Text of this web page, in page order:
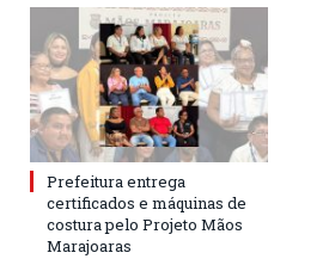
Prefeitura entrega
certificados e máquinas de
costura pelo Projeto Mãos
Marajoaras